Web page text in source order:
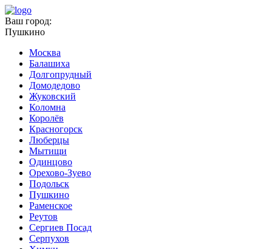
Ваш город:
Пушкино
Москва
Балашиха
Долгопрудный
Домодедово
Жуковский
Коломна
Королёв
Красногорск
Люберцы
Мытищи
Одинцово
Орехово-Зуево
Подольск
Пушкино
Раменское
Реутов
Сергиев Посад
Серпухов